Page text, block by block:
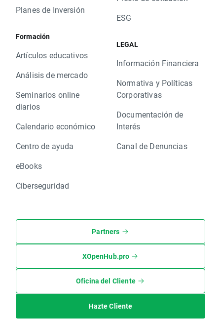
Planes de Inversión
Formación
Artículos educativos
Análisis de mercado
Seminarios online
diarios
Calendario económico
Centro de ayuda
eBooks
Ciberseguridad
ESG
LEGAL
Información Financiera
Normativa y Políticas
Corporativas
Documentación de
Interés
Canal de Denuncias
Partners
XOpenHub.pro
Oficina del Cliente
Hazte Cliente